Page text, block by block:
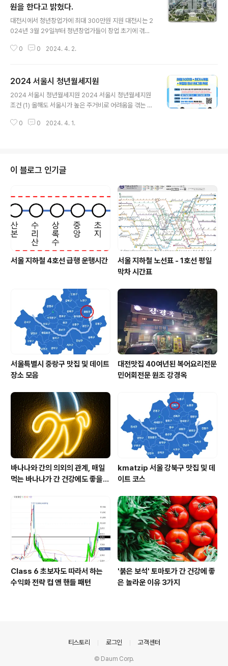
원을 한다고 밝혔다.
대전시에서 청년창업가에 최대 300만원 지원 대전시는 2
024년 3월 29일부터 청년창업가들이 창업 초기에 겪는
을 본격적으로 추진한다고 밝혔다. 대전시는 청년창업가 2
6개월간 최대 300만원을 지원할 예정이다. 신청일 기준
대전시에 주민등록이 되어 있고, 공고일 기준 대전시에 사
업장을 두고 창업한지 3년 이내, 연 매출액이 3억 이하인
나 신청할 수 있다. 더보기 신청일 : 2024. 3. 29 ~ 202
0 0 2024. 4. 2.
2024 서울시 청년월세지원
2024 서울시 청년월세지원 2024 서울시 청년월세지원
조건 (1) 올해도 서울시가 높은 주거비로 어려움을 겪는 청
명에게 최대 월 20만원, 12개월 동안 월세를 지원한다고
되어 있어야 하며, 만 19 ~ 39세 (주민등록등본산 1984
~ 2005년) 무주택 청년 1인 가구 중 기준중위소득 150%
이하가 신청대상입니다. 동거인이 있는 경우 신청이 가능
한데, 이 경우에는 임차인 명의의 1인에 한해 신청가능하
고, 쉐어하우스등에 거주하며 임대임 사업자..
0 0 2024. 4. 1.
이 블로그 인기글
서울 지하철 4호선 급행 운행시간
서울 지하철 노선표 - 1호선 평일
막차 시간표
서울특별시 중랑구 맛집 및 데이트
장소 모음
대전맛집 40여년된 복어요리전문
민어회전문 원조 강경옥
바나나와 간의 의외의 관계, 매일
먹는 바나나가 간 건강에도 좋을
kmatzip 서울 강북구 맛집 및 데
이트 코스
Class 6 초보자도 따라서 하는
수익화 전략 컵 앤 핸들 패턴
'붉은 보석' 토마토가 간 건강에 좋
은 놀라운 이유 3가지
티스토리 로그인 고객센터
© Daum Corp.